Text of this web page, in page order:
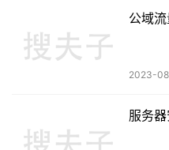
公域
2023-
服务器